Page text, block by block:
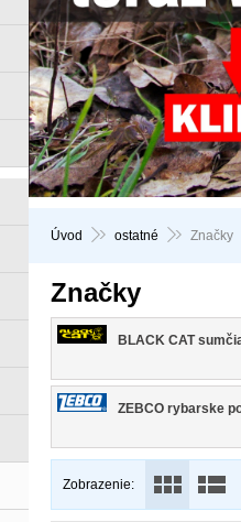
Úvod ostatné Značky
Značky
BLACK CAT
ZEBCO rybarske
Zobrazenie: